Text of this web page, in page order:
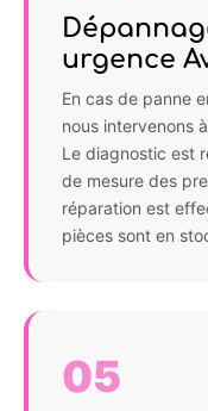
urgence
En cas de panne
nous intervenons
Le diagnostic est
de mesure des
réparation est
pièces sont en
05